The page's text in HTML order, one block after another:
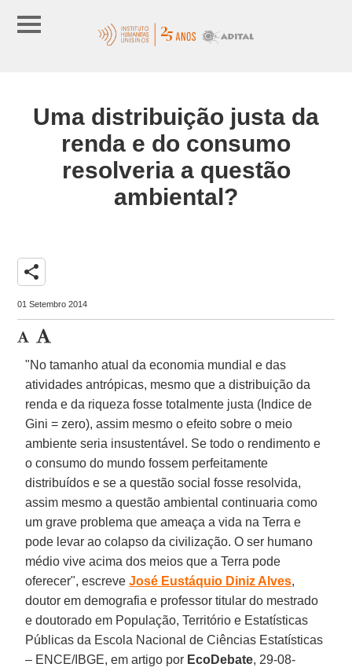
Uma distribuição justa da
renda e do consumo
resolveria a questão
ambiental?
share
01 Setembro 2014
"No tamanho atual da economia mundial e das
atividades antrópicas, mesmo que a distribuição da
renda e da riqueza fosse totalmente justa (Indice de
Gini = zero), assim mesmo o efeito sobre o meio
ambiente seria insustentável. Se todo o rendimento e
o consumo do mundo fossem perfeitamente
distribuídos e se a questão social fosse resolvida,
assim mesmo a questão ambiental continuaria como
um grave problema que ameaça a vida na Terra e
pode levar ao colapso da civilização. O ser humano
médio vive acima dos meios que a Terra pode
oferecer", escreveJosé Eustáquio Diniz Alves,
doutor em demografia e professor titular do mestrado
e doutorado em População, Território e Estatísticas
Públicas da Escola Nacional de Ciências Estatísticas
– ENCE/IBGE, em artigo por EcoDebate, 29-08-